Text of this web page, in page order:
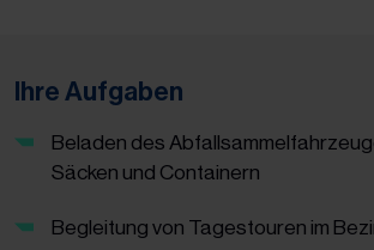
Ihre Aufgaben
Beladen des
Säcken und Containern
Begleitung von Tagestouren im